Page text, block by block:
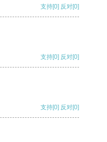
支持[0] 反对[0]
支持[0] 反对[0]
支持[0] 反对[0]